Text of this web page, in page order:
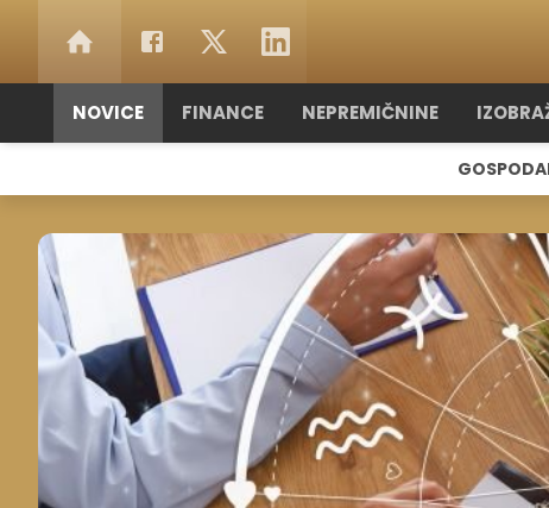
NOVICE FINANCE NEPREMIČNINE